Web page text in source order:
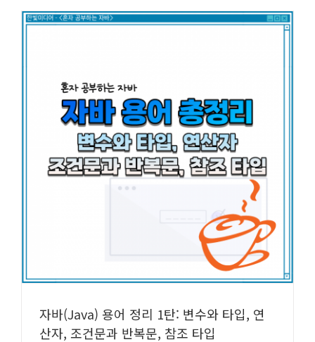
자바(Java) 용어 정리 1탄: 변수와 타입, 연
산자, 조건문과 반복문, 참조 타입